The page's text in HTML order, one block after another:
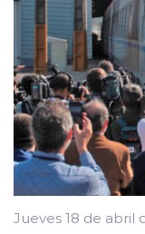
Jueves 18 de abril